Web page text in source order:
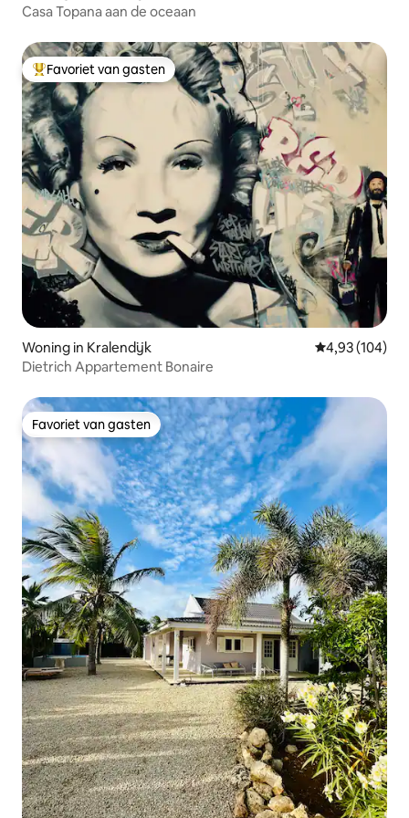
Casa Topana aan de oceaan
Topfavoriet van gasten
Favoriet van gasten
Woning in Kralendijk Gemiddelde
4,93 (104)
Dietrich Appartement Bonaire
Favoriet van gasten
Favoriet van gasten